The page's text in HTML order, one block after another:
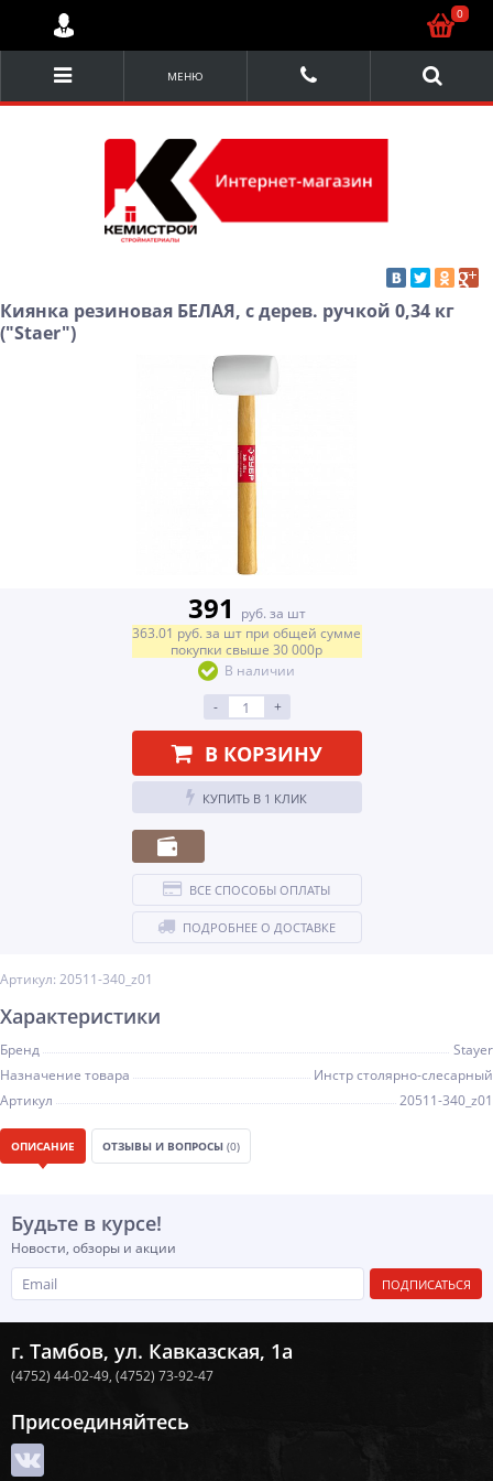
МЕНЮ
Киянка резиновая БЕЛАЯ, с дерев. ручкой 0,34 кг
("Staer")
Артикул: 20511-340_z01
391
руб. за шт
363.01 руб. за шт при общей сумме
покупки свыше 30 000р
В наличии
-
+
В КОРЗИНУ
КУПИТЬ В 1 КЛИК
ВСЕ СПОСОБЫ ОПЛАТЫ
ПОДРОБНЕЕ О ДОСТАВКЕ
Характеристики
Бренд
Stayer
Назначение товара
Инстр столярно-слесарный
Артикул
20511-340_z01
ОПИСАНИЕ ОТЗЫВЫ И ВОПРОСЫ (0)
Будьте в курсе!
Новости, обзоры и акции
ПОДПИСАТЬСЯ
г. Тамбов, ул. Кавказская, 1а
(4752) 44-02-49, (4752) 73-92-47
Присоединяйтесь
0